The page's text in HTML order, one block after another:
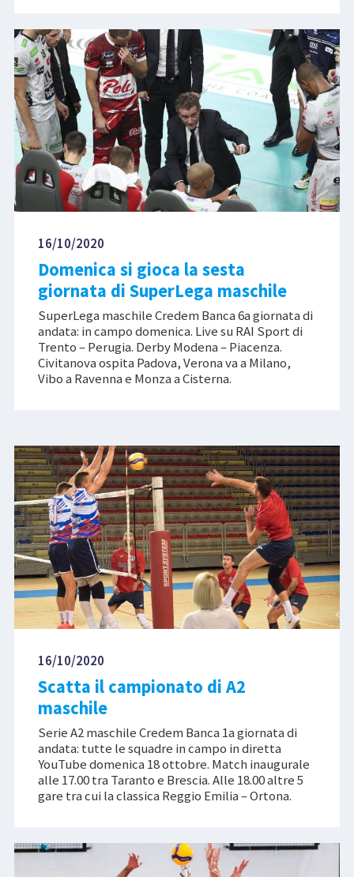
16/10/2020
Domenica si gioca la sesta
giornata di SuperLega maschile
SuperLega maschile Credem Banca 6a giornata di
andata: in campo domenica. Live su RAI Sport di
Trento – Perugia. Derby Modena – Piacenza.
Civitanova ospita Padova, Verona va a Milano,
Vibo a Ravenna e Monza a Cisterna.
16/10/2020
Scatta il campionato di A2
maschile
Serie A2 maschile Credem Banca 1a giornata di
andata: tutte le squadre in campo in diretta
YouTube domenica 18 ottobre. Match inaugurale
alle 17.00 tra Taranto e Brescia. Alle 18.00 altre 5
gare tra cui la classica Reggio Emilia – Ortona.